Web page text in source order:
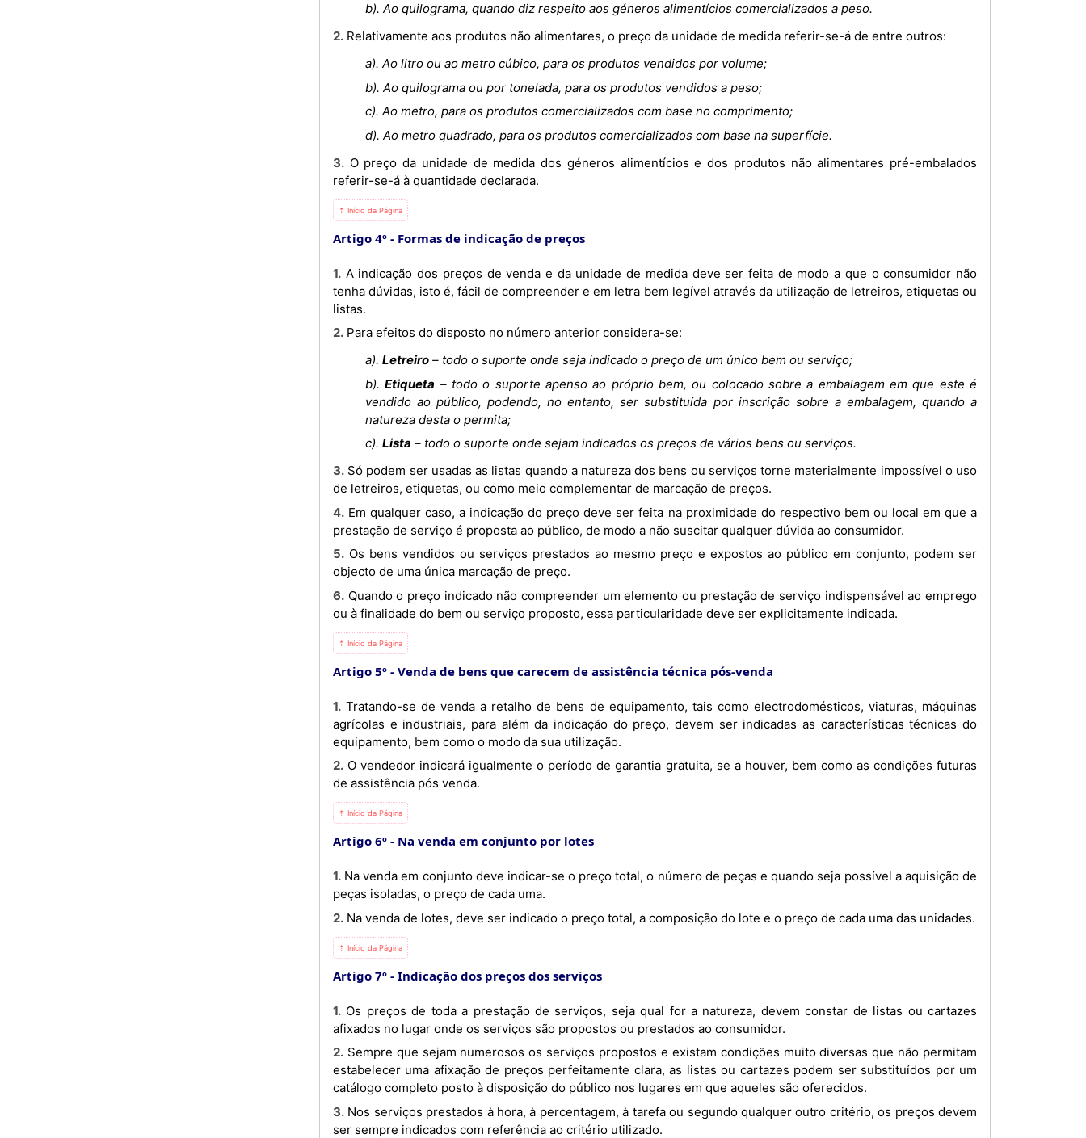
b). Ao quilograma, quando diz respeito aos géneros alimentícios comercializados a peso.
2. Relativamente aos produtos não alimentares, o preço da unidade de medida referir-se-á de entre outros:
a). Ao litro ou ao metro cúbico, para os produtos vendidos por volume;
b). Ao quilograma ou por tonelada, para os produtos vendidos a peso;
c). Ao metro, para os produtos comercializados com base no comprimento;
d). Ao metro quadrado, para os produtos comercializados com base na superfície.
3. O preço da unidade de medida dos géneros alimentícios e dos produtos não alimentares pré-embalados
referir-se-á à quantidade declarada.
⇡ Início da Página
Artigo 4º Formas de indicação de preços
1. A indicação dos preços de venda e da unidade de medida deve ser feita de modo a que o consumidor não
tenha dúvidas, isto é, fácil de compreender e em letra bem legível através da utilização de letreiros, etiquetas ou
listas.
2. Para efeitos do disposto no número anterior considera-se:
a). Letreiro– todo o suporte onde seja indicado o preço de um único bem ou serviço;
b).Etiqueta – todo o suporte apenso ao próprio bem, ou colocado sobre a embalagem em que este é
vendido ao público, podendo, no entanto, ser substituída por inscrição sobre a embalagem, quando a
natureza desta o permita;
c). Lista – todo o suporte onde sejam indicados os preços de vários bens ou serviços.
3. Só podem ser usadas as listas quando a natureza dos bens ou serviços torne materialmente impossível o uso
de letreiros, etiquetas, ou como meio complementar de marcação de preços.
4. Em qualquer caso, a indicação do preço deve ser feita na proximidade do respectivo bem ou local em que a
prestação de serviço é proposta ao público, de modo a não suscitar qualquer dúvida ao consumidor.
5. Os bens vendidos ou serviços prestados ao mesmo preço e expostos ao público em conjunto, podem ser
objecto de uma única marcação de preço.
6. Quando o preço indicado não compreender um elemento ou prestação de serviço indispensável ao emprego
ou à finalidade do bem ou serviço proposto, essa particularidade deve ser explicitamente indicada.
⇡ Início da Página
Artigo 5º Venda de bens que carecem de assistência técnica pós-venda
1. Tratando-se de venda a retalho de bens de equipamento, tais como electrodomésticos, viaturas, máquinas
agrícolas e industriais, para além da indicação do preço, devem ser indicadas as características técnicas do
equipamento, bem como o modo da sua utilização.
2. O vendedor indicará igualmente o período de garantia gratuita, se a houver, bem como as condições futuras
de assistência pós venda.
⇡ Início da Página
Artigo 6º Na venda em conjunto por lotes
1. Na venda em conjunto deve indicar-se o preço total, o número de peças e quando seja possível a aquisição de
peças isoladas, o preço de cada uma.
2. Na venda de lotes, deve ser indicado o preço total, a composição do lote e o preço de cada uma das unidades.
⇡ Início da Página
Artigo 7º Indicação dos preços dos serviços
1. Os preços de toda a prestação de serviços, seja qual for a natureza, devem constar de listas ou cartazes
afixados no lugar onde os serviços são propostos ou prestados ao consumidor.
2. Sempre que sejam numerosos os serviços propostos e existam condições muito diversas que não permitam
estabelecer uma afixação de preços perfeitamente clara, as listas ou cartazes podem ser substituídos por um
catálogo completo posto à disposição do público nos lugares em que aqueles são oferecidos.
3. Nos serviços prestados à hora, à percentagem, à tarefa ou segundo qualquer outro critério, os preços devem
ser sempre indicados com referência ao critério utilizado.